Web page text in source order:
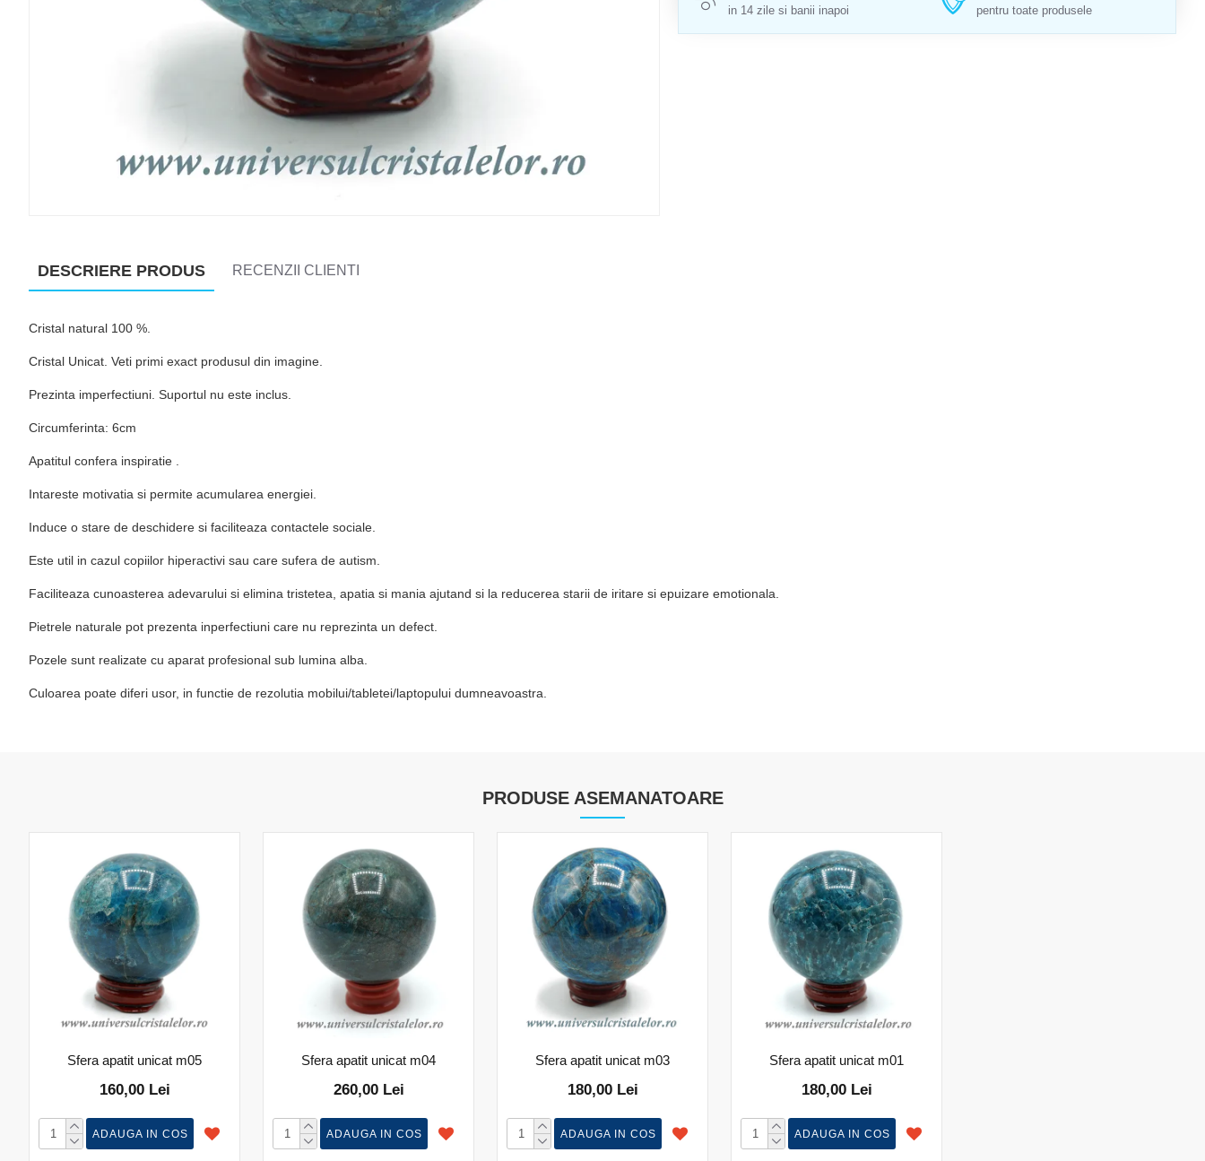
in 14 zile si banii inapoi pentru toate produsele
DESCRIERE PRODUS RECENZII CLIENTI
Cristal natural 100 %.
Cristal Unicat. Veti primi exact produsul din imagine.
Prezinta imperfectiuni. Suportul nu este inclus.
Circumferinta: 6cm
Apatitul confera inspiratie .
Intareste motivatia si permite acumularea energiei.
Induce o stare de deschidere si faciliteaza contactele sociale.
Este util in cazul copiilor hiperactivi sau care sufera de autism.
Faciliteaza cunoasterea adevarului si elimina tristetea, apatia si mania ajutand si la reducerea starii de iritare si epuizare emotionala.
Pietrele naturale pot prezenta inperfectiuni care nu reprezinta un defect.
Pozele sunt realizate cu aparat profesional sub lumina alba.
Culoarea poate diferi usor, in functie de rezolutia mobilui/tabletei/laptopului dumneavoastra.
PRODUSE ASEMANATOARE
Sfera apatit unicat m05
160,00 Lei
ADAUGA IN COS
Sfera apatit unicat m04
260,00 Lei
ADAUGA IN COS
Sfera apatit unicat m03
180,00 Lei
ADAUGA IN COS
Sfera apatit unicat m01
180,00 Lei
ADAUGA IN COS